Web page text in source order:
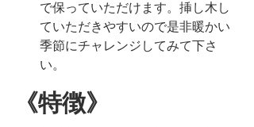
で保っていただけます。挿し木し
ていただきやすいので是非暖かい
季節にチャレンジしてみて下さ
い。
《特徴》